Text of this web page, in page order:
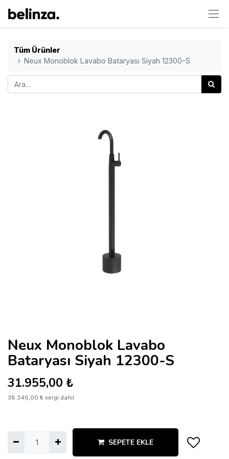
Tüm Ürünler
Neux Monoblok Lavabo Bataryası Siyah 12300-S
Neux Monoblok Lavabo
Bataryası Siyah 12300-S
31.955,00 ₺
38.346,00 ₺ vergi dahil
SEPETE EKLE